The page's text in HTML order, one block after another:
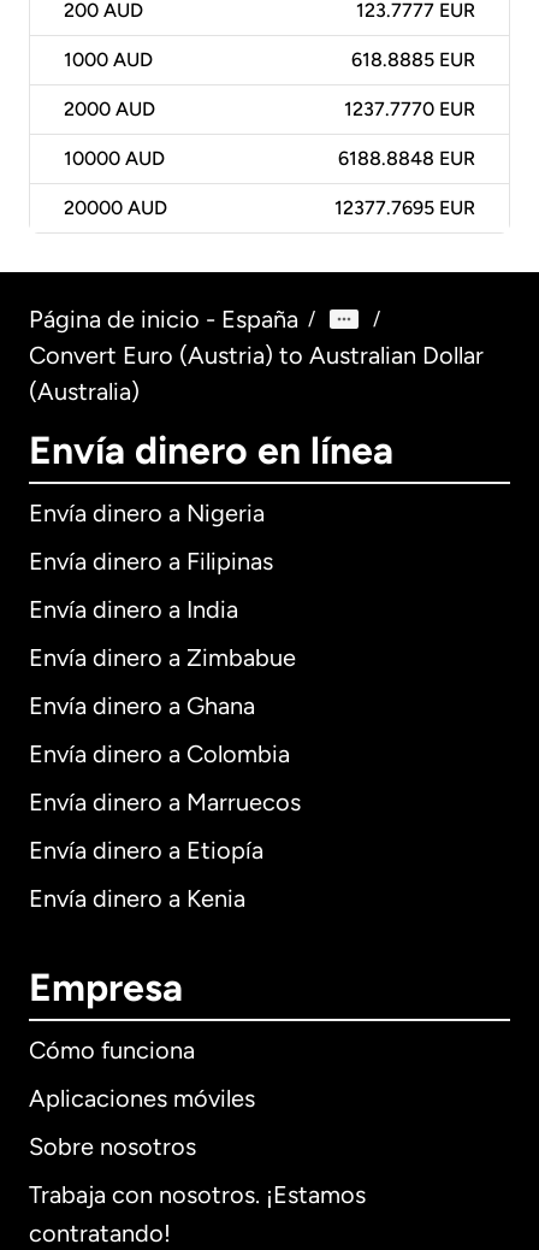
200 AUD 123.7777 EUR
1000 AUD 618.8885 EUR
2000 AUD 1237.7770 EUR
10000 AUD 6188.8848 EUR
20000 AUD 12377.7695 EUR
Página de inicio - España / /
Convert Euro (Austria) to Australian Dollar
(Australia)
Envía dinero en línea
Envía dinero a Nigeria
Envía dinero a Filipinas
Envía dinero a India
Envía dinero a Zimbabue
Envía dinero a Ghana
Envía dinero a Colombia
Envía dinero a Marruecos
Envía dinero a Etiopía
Envía dinero a Kenia
Empresa
Cómo funciona
Aplicaciones móviles
Sobre nosotros
Trabaja con nosotros. ¡Estamos
contratando!